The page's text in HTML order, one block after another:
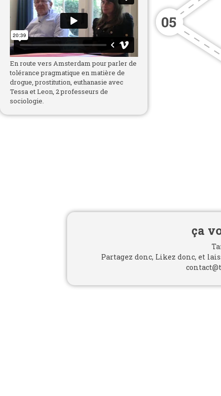
En route vers Amsterdam pour parler de
tolérance pragmatique en matière de
drogue, prostitution, euthanasie avec
Tessa et Leon, 2 professeurs de
sociologie.
ça
Partagez donc, Likez donc, et